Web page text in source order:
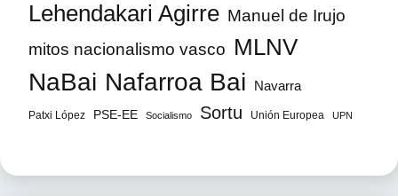
Lehendakari Agirre Manuel de Irujo
mitos nacionalismo vasco MLNV
NaBai Nafarroa Bai Navarra
Patxi López PSE-EE Socialismo Sortu Unión Europea UPN